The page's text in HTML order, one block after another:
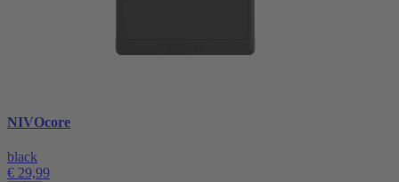
NIVOcore
black
€ 29,99